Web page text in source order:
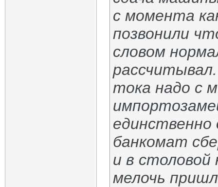
с момента
позвонили
словом
рассчитывал.
тока надо с
единственно
банкомат
и в столовой
мелочь